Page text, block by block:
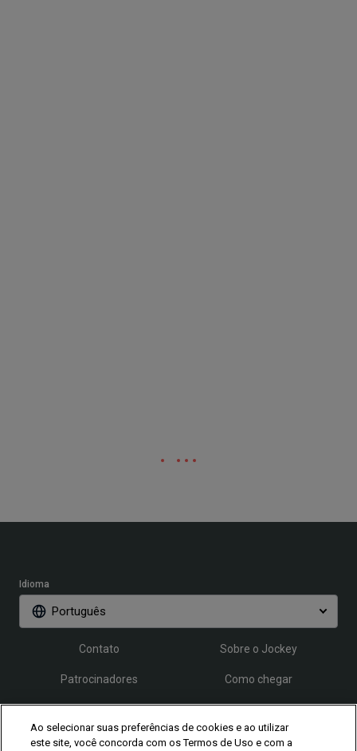
Idioma
Português
Contato Sobre o Jockey
Patrocinadores Como chegar
Credenciamento FAQ
Ao selecionar suas preferências de cookies e ao utilizar
este site, você concorda com os Termos de Uso e com a